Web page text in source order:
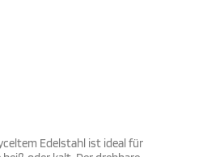
Edelstahl ist ideal für